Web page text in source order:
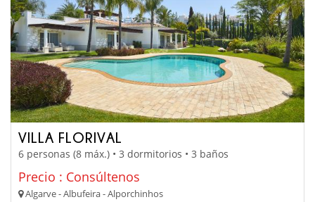
VILLA FLORIVAL
6 personas (8 máx.) • 3 dormitorios • 3 baños
Precio : Consúltenos
Algarve - Albufeira - Alporchinhos